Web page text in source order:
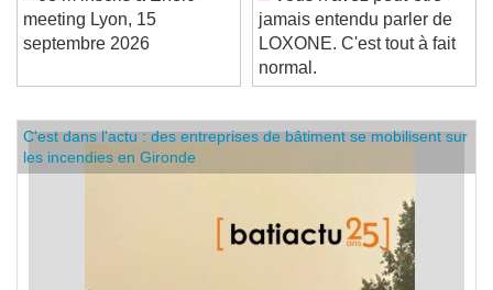
Je m’inscris à EnerJ-
meeting Lyon, 15
Vous n'avez peut-être
jamais entendu parler de
LOXONE. C'est tout à fait
normal.
C'est dans l'actu : des entreprises de bâtiment se mobilisent sur
les incendies en Gironde